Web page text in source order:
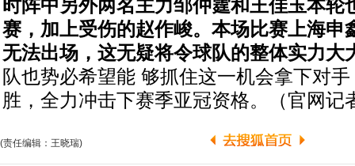
时阵中另外两名主力邹仲霆和王佳玉本轮
赛，加上受伤的赵作峻。本场比赛上海申
无法出场，这无疑将令球队的整体实力大
队也势必希望能 够抓住这一机会拿下对
胜，全力冲击下赛季亚冠资格。（官网记
(责任编辑：王晓瑞)